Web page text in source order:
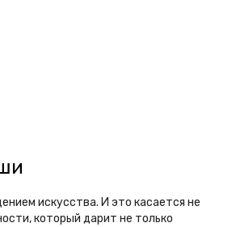
искусства. И это касается не
который дарит не только